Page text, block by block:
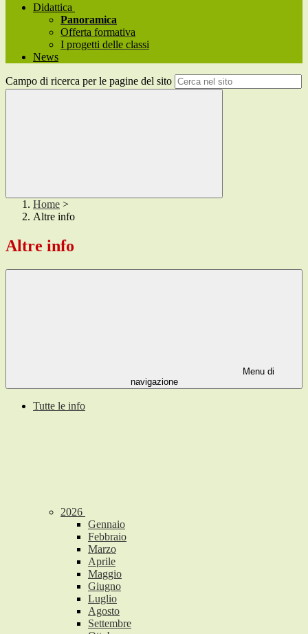
Didattica
Panoramica
Offerta formativa
I progetti delle classi
News
Campo di ricerca per le pagine del sito
Home >
Altre info
Altre info
Menu di
navigazione
Tutte le info
2026
Gennaio
Febbraio
Marzo
Aprile
Maggio
Giugno
Luglio
Agosto
Settembre